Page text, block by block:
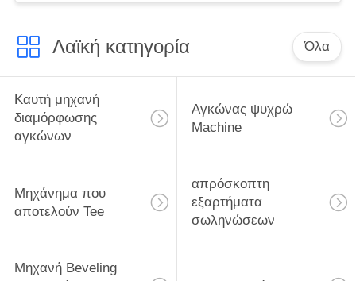
Λαϊκή κατηγορία Όλα
Καυτή μηχανή
διαμόρφωσης
αγκώνων
Αγκώνας ψυχρώ
Machine
Μηχάνημα που
αποτελούν Tee
απρόσκοπτη
εξαρτήματα
σωληνώσεων
Μηχανή Beveling